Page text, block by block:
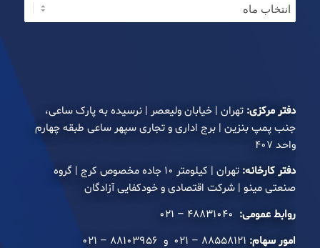
دفتر مرکزی: تهران | خیابان ولیعصر | نرسیده به پارک ساعی،
جنب پمپ بنزین | برج اداری و تجاری سپهر ساعی طبقه چهارم
واحد ۴۰۷
دفتر کارخانه:
تهران | کیلومتر ۱۰ جاده مخصوص کرج | گروه
صنعتی مینو | شرکت اقتصادی و خودکفایی آزادگان
روابط عمومی:
امور سهام: ۸۸۵۵۸۱۲۱ – ۰۲۱ و